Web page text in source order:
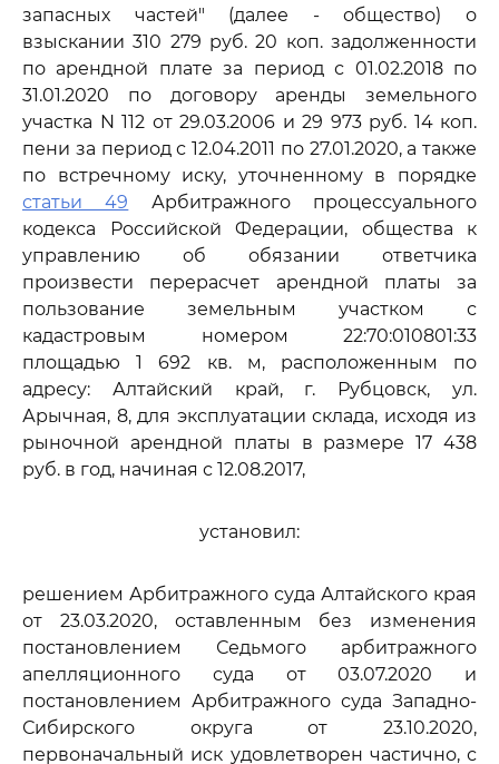
запасных частей" (далее - общество) о
взыскании 310 279 руб. 20 коп. задолженности
по арендной плате за период с 01.02.2018 по
31.01.2020 по договору аренды земельного
участка N 112 от 29.03.2006 и 29 973 руб. 14 коп.
пени за период с 12.04.2011 по 27.01.2020, а также
по встречному иску, уточненному в порядке
статьи 49 Арбитражного процессуального
кодекса Российской Федерации, общества к
управлению об обязании ответчика
произвести перерасчет арендной платы за
пользование земельным участком с
кадастровым номером 22:70:010801:33
площадью 1 692 кв. м, расположенным по
адресу: Алтайский край, г. Рубцовск, ул.
Арычная, 8, для эксплуатации склада, исходя из
рыночной арендной платы в размере 17 438
руб. в год, начиная с 12.08.2017,
установил:
решением Арбитражного суда Алтайского края
от 23.03.2020, оставленным без изменения
постановлением Седьмого арбитражного
апелляционного суда от 03.07.2020 и
постановлением Арбитражного суда Западно-
Сибирского округа от 23.10.2020,
первоначальный иск удовлетворен частично, с